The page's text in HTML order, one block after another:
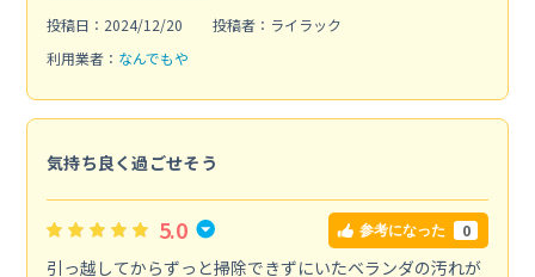
投稿日：2024/12/20
投稿者：ライラック
利用業者： なんでもや
気持ち良く過ごせそう
5.0 参考になった 0
引っ越してからずっと掃除できずにいたベランダの汚れが